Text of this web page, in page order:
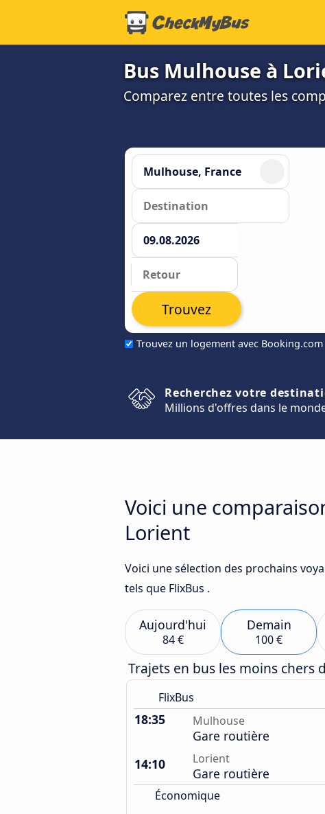
Bus Mulhouse à
Comparez entre toutes les
Trouvez un logement avec Booking.com
Trouvez
Recherchez votre
Millions d'offres dans le
Voici une
Lorient
Voici une sélection des prochains
tels que FlixBus .
Aujourd'hui
84 €
Demain
100 €
Trajets en bus les moins chers
FlixBus
18:35 Mulhouse
Gare routière
14:10
Lorient
Gare routière
Économique